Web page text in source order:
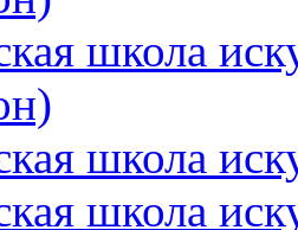
школа
школа
школа